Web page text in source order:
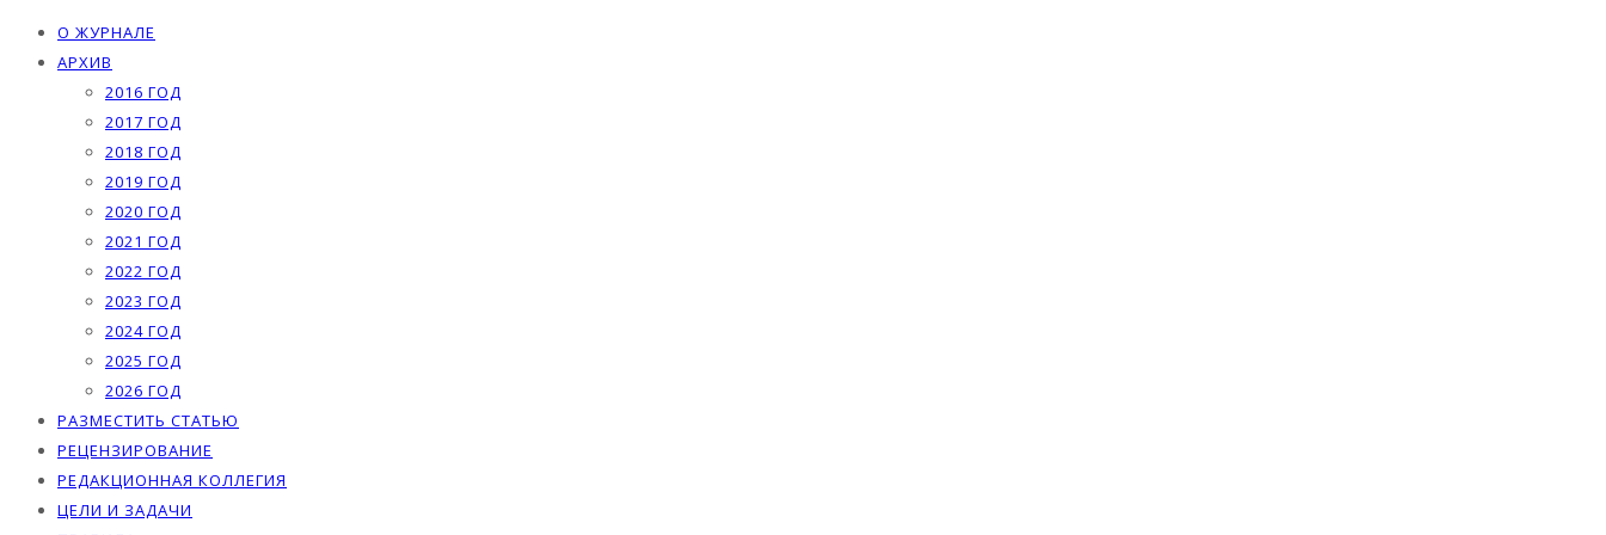
О ЖУРНАЛЕ
АРХИВ
2016 ГОД
2017 ГОД
2018 ГОД
2019 ГОД
2020 ГОД
2021 ГОД
2022 ГОД
2023 ГОД
2024 ГОД
2025 ГОД
2026 ГОД
РАЗМЕСТИТЬ СТАТЬЮ
РЕЦЕНЗИРОВАНИЕ
РЕДАКЦИОННАЯ КОЛЛЕГИЯ
ЦЕЛИ И ЗАДАЧИ